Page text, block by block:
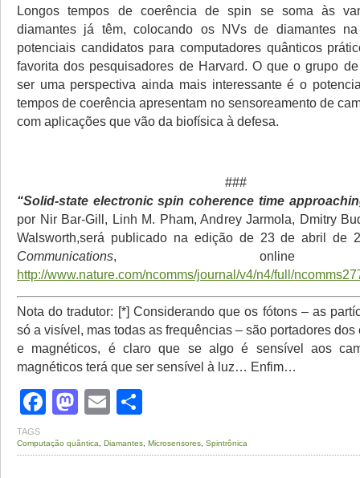
Longos tempos de coerência de spin se soma às
diamantes já têm, colocando os NVs de diamantes
potenciais candidatos para computadores quânticos
favorita dos pesquisadores de Harvard. O que o grupo
ser uma perspectiva ainda mais interessante é o
tempos de coerência apresentam no sensoreamento de
com aplicações que vão da biofísica à defesa.
###
“Solid-state electronic spin coherence time
por Nir Bar-Gill, Linh M. Pham, Andrey Jarmola, Dmitry
Walsworth,será publicado na edição de 23 de abril
Communications, online
http://www.nature.com/ncomms/journal/v4/n4/full/
Nota do tradutor: [*] Considerando que os fótons – as
só a visível, mas todas as frequências – são portadores
e magnéticos, é claro que se algo é sensível aos
magnéticos terá que ser sensível à luz… Enfim…
Facebook
Mastodon
Email
TAGS
Computação quântica, Diamantes, Microsensores, Spintrônica